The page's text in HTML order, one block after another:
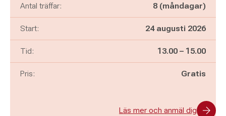
Antal träffar: 8 (måndagar)
Start: 24 augusti 2026
Tid: Pågår mellan
13.00 – och
15.00
Pris: Gratis
Läs mer och anmäl dig